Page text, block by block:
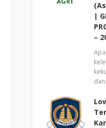
|
–